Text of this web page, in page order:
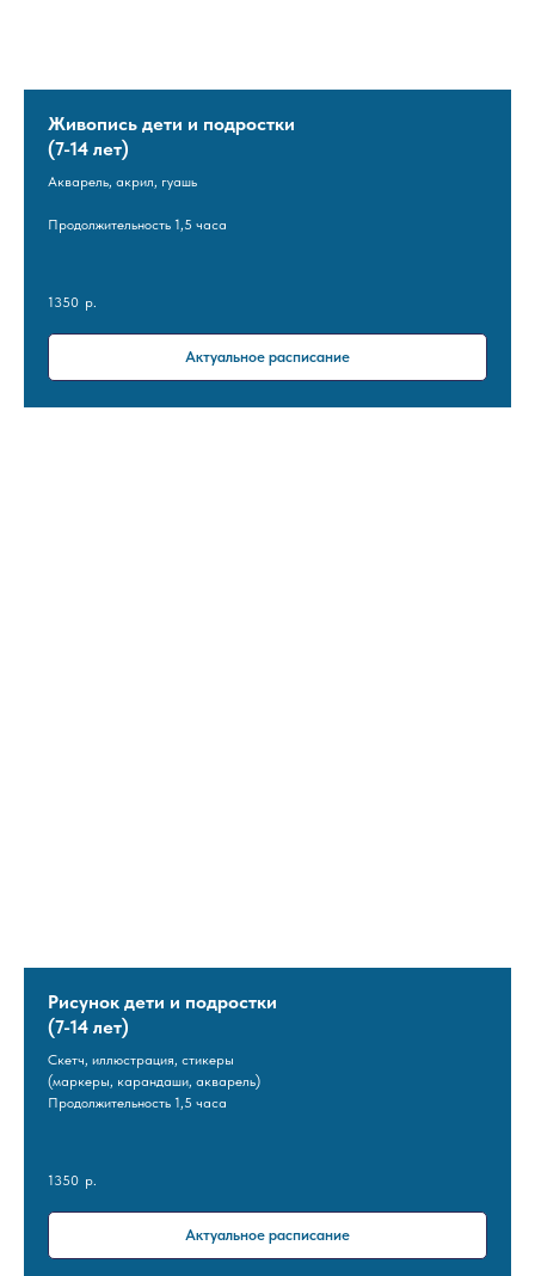
Живопись дети и подростки
(7-14 лет)
Акварель, акрил, гуашь
Продолжительность 1,5 часа
1350 р.
Актуальное расписание
Рисунок дети и подростки
(7-14 лет)
Скетч, иллюстрация, стикеры
(маркеры, карандаши, акварель)
Продолжительность 1,5 часа
1350 р.
Актуальное расписание